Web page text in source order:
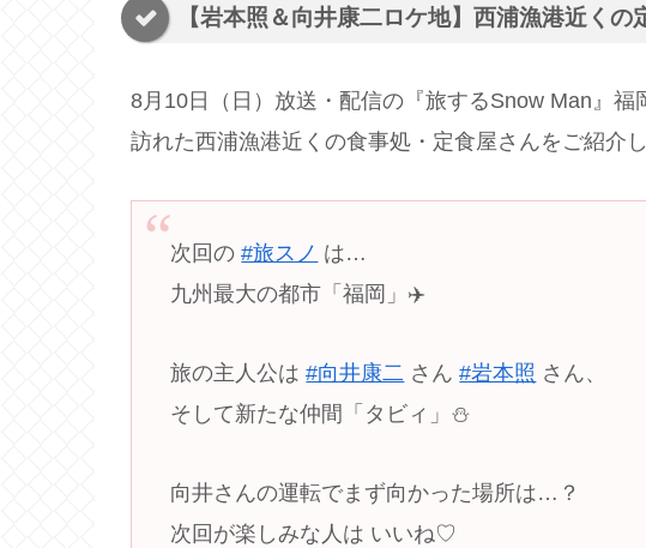
【岩本照＆向井康二ロケ地】西浦漁港近くの
8月10日（日）放送・配信の『旅するSnow Man』
訪れた西浦漁港近くの食事処・定食屋さんをご紹介し
次回の#旅スノ は…
九州最大の都市「福岡」✈️
旅の主人公は#向井康二 さん#岩本照 さん、
そして新たな仲間「タビィ」⛄️
向井さんの運転でまず向かった場所は…？
次回が楽しみな人は いいね♡